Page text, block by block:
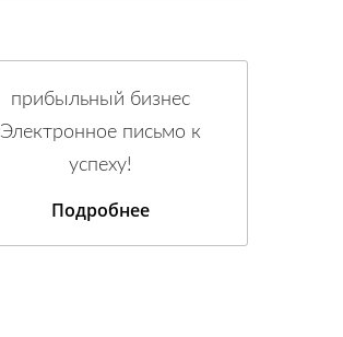
прибыльный бизнес
Электронное письмо к
успеху!
Подробнее